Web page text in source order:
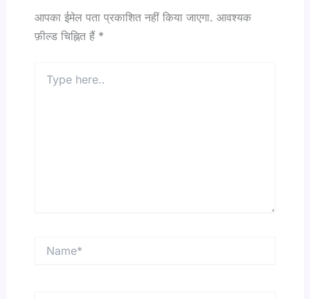
आपका ईमेल पता प्रकाशित नहीं किया जाएगा. आवश्यक
फ़ील्ड चिह्नित हैं *
here..